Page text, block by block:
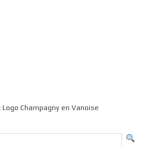
Champagny en Vanoise